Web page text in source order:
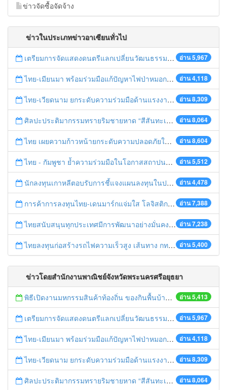
ข่าวจัดซื้อจัดจ้าง
ข่าวในประเภทข่าวอาเซียนทั่วไป
อ่าน 5,967
เตรียมการจัดแสดงดนตรีแลกเปลี่ยนวัฒนธรรมไทย-บรูไนฯ "อาไล พาเพลิน”
อ่าน 4,118
ไทย-เมียนมา พร้อมร่วมมือแก้ปัญหาไฟป่าหมอกควัน เตรียมพร้อมเปิดช่องทางห้วยต้นนุ่นเป็นด่านถาวร
อ่าน 8,309
ไทย-เวียดนาม ยกระดับความร่วมมือด้านแรงงานระหว่างประเทศสู่การพัฒนาที่ยั่งยืน
อ่าน 8,064
ศิลปะประติมากรรมทรายริมชายหาด “สีสันทะเลชุมพร สู่อาเซียน”
อ่าน 8,604
ไทย เผยความก้าวหน้ายกระดับความปลอดภัยในการทำงานสู่มาตรฐานสากล
อ่าน 5,512
ไทย - กัมพูชา ย้ำความร่วมมือในโอกาสสถาปนาความสัมพันธ์ทางการทูตครบรอบ 65 ปี
อ่าน 4,478
นักลงทุนเกาหลีตอบรับการชี้แจงแผนลงทุนในประเทศไทย
อ่าน 7,388
การค้าการลงทุนไทย-เดนมาร์กแจ่มใส โลจิสติกส์ไทยโดดเด่นในภูมิภาค
อ่าน 7,238
ไทยสนับสนุนทุกประเทศมีการพัฒนาอย่างมั่นคง มั่งคั่ง ยั่งยืน ในการประชุม Boao Forum for Asia
อ่าน 5,400
ไทยลงทุนก่อสร้างรถไฟความเร็วสูง เส้นทาง กทม.-นครราชสีมา
ข่าวโดยสำนักงานพาณิชย์จังหวัดพระนครศรีอยุธยา
อ่าน 5,413
พิธีเปิดงานมหกรรมสินค้าท้องถิ่น ของกินพื้นบ้าน งานสรงน้ำหลวงปู่ทวด และเปิดศูนย์เครือข่ายธุรกิจ Biz Club จังหวัดพระนครศรีอยุธยา
อ่าน 5,967
เตรียมการจัดแสดงดนตรีแลกเปลี่ยนวัฒนธรรมไทย-บรูไนฯ "อาไล พาเพลิน”
อ่าน 4,118
ไทย-เมียนมา พร้อมร่วมมือแก้ปัญหาไฟป่าหมอกควัน เตรียมพร้อมเปิดช่องทางห้วยต้นนุ่นเป็นด่านถาวร
อ่าน 8,309
ไทย-เวียดนาม ยกระดับความร่วมมือด้านแรงงานระหว่างประเทศสู่การพัฒนาที่ยั่งยืน
อ่าน 8,064
ศิลปะประติมากรรมทรายริมชายหาด “สีสันทะเลชุมพร สู่อาเซียน”